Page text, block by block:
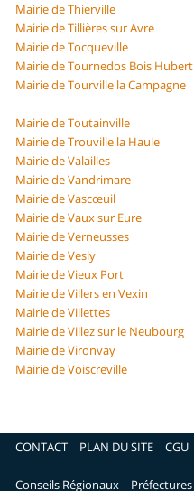
Mairie de Thierville
Mairie de Tillières sur Avre
Mairie de Tocqueville
Mairie de Tournedos Bois Hubert
Mairie de Tourville la Campagne
Mairie de Toutainville
Mairie de Trouville la Haule
Mairie de Valailles
Mairie de Vandrimare
Mairie de Vascœuil
Mairie de Vaux sur Eure
Mairie de Verneusses
Mairie de Vesly
Mairie de Vieux Port
Mairie de Villers en Vexin
Mairie de Villettes
Mairie de Villez sur le Neubourg
Mairie de Vironvay
Mairie de Voiscreville
CONTACT PLAN DU SITE CGU
Conseils Régionaux